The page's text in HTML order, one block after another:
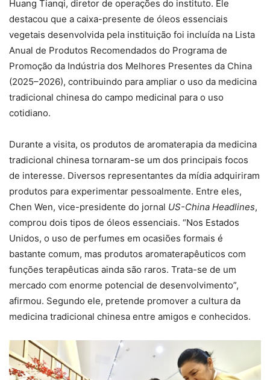
Huang Tianqi, diretor de operações do instituto. Ele
destacou que a caixa-presente de óleos essenciais
vegetais desenvolvida pela instituição foi incluída na Lista
Anual de Produtos Recomendados do Programa de
Promoção da Indústria dos Melhores Presentes da China
(2025–2026), contribuindo para ampliar o uso da medicina
tradicional chinesa do campo medicinal para o uso
cotidiano.
Durante a visita, os produtos de aromaterapia da medicina
tradicional chinesa tornaram-se um dos principais focos
de interesse. Diversos representantes da mídia adquiriram
produtos para experimentar pessoalmente. Entre eles,
Chen Wen, vice-presidente do jornal US-China Headlines,
comprou dois tipos de óleos essenciais. “Nos Estados
Unidos, o uso de perfumes em ocasiões formais é
bastante comum, mas produtos aromaterapêuticos com
funções terapêuticas ainda são raros. Trata-se de um
mercado com enorme potencial de desenvolvimento”,
afirmou. Segundo ele, pretende promover a cultura da
medicina tradicional chinesa entre amigos e conhecidos.